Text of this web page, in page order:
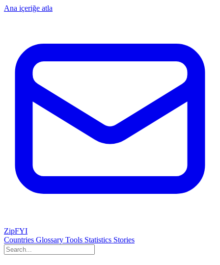
Ana içeriğe atla
ZipFYI
Countries Glossary Tools Statistics Stories